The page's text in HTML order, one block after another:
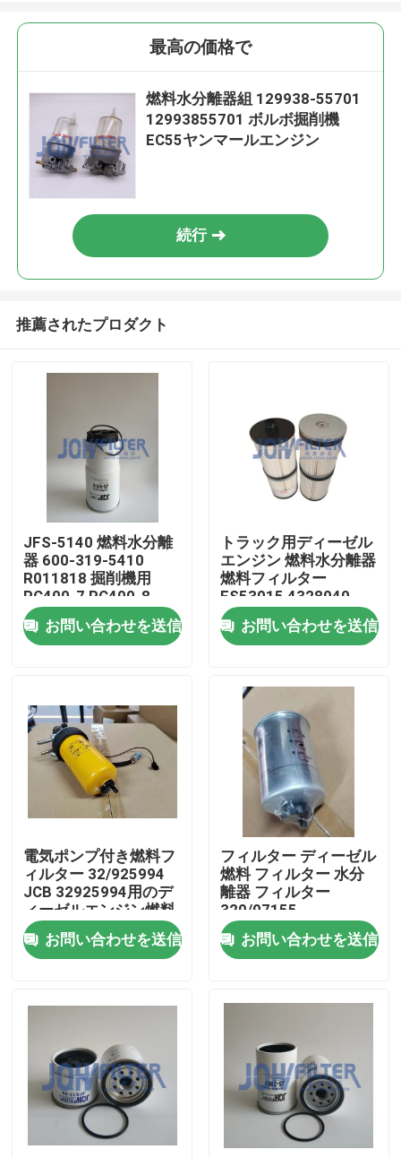
家へ
ビデオ
わたしたち に つい て
工場 ツアー
品質管理
引金 を 求め て ください
掘削機のエア フィルター
最高の価格で
燃料水分離器組 129938-55701
12993855701 ボルボ掘削機
EC55ヤンマールエンジン
続行
推薦されたプロダクト
JFS-5140 燃料水分離
器 600-319-5410
R011818 掘削機用
PC400-7 PC400-8
PC450-7
お問い合わせを送信
トラック用ディーゼル
エンジン 燃料水分離器
燃料フィルター
FS53015 4328040
FS53014 FS20081
803418928
お問い合わせを送信
電気ポンプ付き燃料フ
ィルター 32/925994
JCB 32925994用のデ
ィーゼルエンジン燃料
水分離器
お問い合わせを送信
フィルター ディーゼル
燃料 フィルター 水分
離器 フィルター
320/07155
32/925869
32/925994
32/925915 P765325
お問い合わせを送信